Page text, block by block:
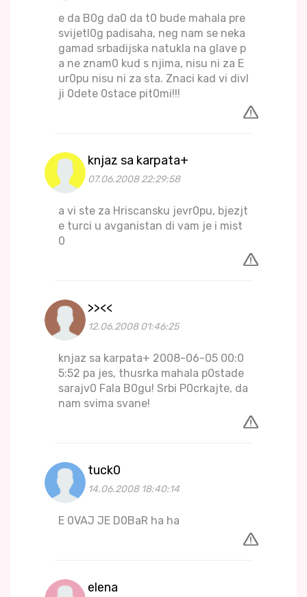
e da B0g da0 da t0 bude mahala pre
svijetl0g padisaha, neg nam se neka
gamad srbadijska natukla na glave p
a ne znam0 kud s njima, nisu ni za E
ur0pu nisu ni za sta. Znaci kad vi divl
ji 0dete 0stace pit0mi!!!
knjaz sa karpata+
07.06.2008 22:29:58
a vi ste za Hriscansku jevr0pu, bjezjt
e turci u avganistan di vam je i mist
0
>><<
12.06.2008 01:46:25
knjaz sa karpata+ 2008-06-05 00:0
5:52 pa jes, thusrka mahala p0stade
sarajv0 Fala B0gu! Srbi P0crkajte, da
nam svima svane!
tuck0
14.06.2008 18:40:14
E 0VAJ JE D0BaR ha ha
elena